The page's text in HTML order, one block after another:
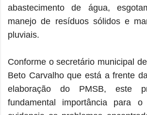
abastecimento de água,
manejo de resíduos sólidos e
pluviais.
Conforme o secretário municipal
Beto Carvalho que está a frente
elaboração do PMSB, este
fundamental importância para